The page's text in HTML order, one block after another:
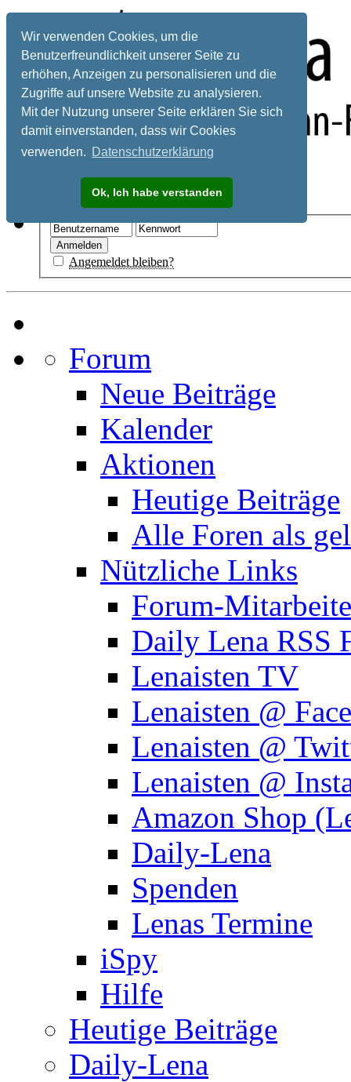
Wir verwenden Cookies, um die
Benutzerfreundlichkeit unserer Seite zu
erhöhen, Anzeigen zu personalisieren und die
Zugriffe auf unsere Website zu analysieren.
Mit der Nutzung unserer Seite erklären Sie sich
damit einverstanden, dass wir Cookies
verwenden. Datenschutzerklärung
Ok, Ich habe verstanden
Registrieren
Angemeldet bleiben?
Forum
Neue Beiträge
Kalender
Aktionen
Heutige Beiträge
Alle Foren als
Nützliche Links
Forum-
Daily Lena RSS
Lenaisten TV
Lenaisten @
Lenaisten @
Lenaisten @
Amazon Shop
Daily-Lena
Spenden
Lenas Termine
iSpy
Hilfe
Heutige Beiträge
Daily-Lena